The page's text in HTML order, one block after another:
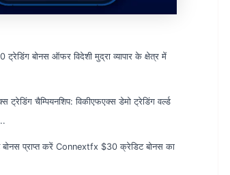
ट्रेडिंग बोनस ऑफर विदेशी मुद्रा व्यापार के क्षेत्र में
ट्रेडिंग चैम्पियनशिप: विकीएफएक्स डेमो ट्रेडिंग वर्ल्ड
प्राप्त करें Connextfx $30 क्रेडिट बोनस का